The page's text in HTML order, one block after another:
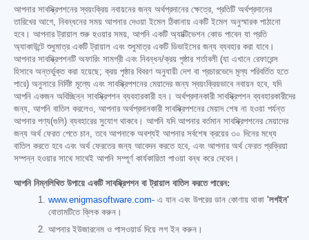
আপনার সাবস্ক্রিপশনের স্বয়ংক্রিয় নবায়নের জন্য অর্থপ্রদানের ক্ষেত্রে, প্রতিটি অর্থপ্রদানের
তারিখের আগে, নিবন্ধনের সময় আপনার দেওয়া ইমেল ঠিকানায় একটি ইমেল অনুস্মারক পাঠানো
হবে। আপনার ট্রায়াল শুরু হওয়ার সময়, আপনি একটি অ্যাক্টিভেশন কোড পাবেন যা প্রতি
অ্যাকাউন্টে শুধুমাত্র একটি ট্রায়াল এবং শুধুমাত্র একটি ডিভাইসের জন্য ব্যবহার করা যাবে।
আপনার সাবস্ক্রিপশনটি অফারিং সামগ্রী এবং নিবন্ধন/ক্রয় পৃষ্ঠার শর্তাবলী (যা এখানে রেফারেন্স
হিসাবে অন্তর্ভুক্ত করা হয়েছে; ক্রয় পৃষ্ঠার বিবরণ অনুযায়ী দেশ বা প্রচারভেদে মূল্য পরিবর্তিত হতে
পারে) অনুসারে নির্দিষ্ট মূল্যে এবং সাবস্ক্রিপশনের মেয়াদের জন্য স্বয়ংক্রিয়ভাবে নবায়ন হবে, যদি
আপনি একজন অবিচ্ছিন্ন সাবস্ক্রিপশন ব্যবহারকারী হন। অর্থপ্রদানকারী সাবস্ক্রিপশন ব্যবহারকারীদের
জন্য, আপনি বাতিল করলেও, আপনার অর্থপ্রদানকারী সাবস্ক্রিপশনের মেয়াদ শেষ না হওয়া পর্যন্ত
আপনার পণ্য(গুলি) ব্যবহারের সুযোগ থাকবে। আপনি যদি আপনার বর্তমান সাবস্ক্রিপশনের মেয়াদের
জন্য অর্থ ফেরত পেতে চান, তবে আপনাকে অবশ্যই আপনার সর্বশেষ ক্রয়ের ৩০ দিনের মধ্যে
বাতিল করতে হবে এবং অর্থ ফেরতের জন্য আবেদন করতে হবে, এবং আপনার অর্থ ফেরত প্রক্রিয়া
সম্পন্ন হওয়ার সাথে সাথেই আপনি সম্পূর্ণ কার্যকারিতা পাওয়া বন্ধ করে দেবেন।
আপনি নিম্নলিখিত উপায়ে একটি সাবস্ক্রিপশন বা ট্রায়াল বাতিল করতে পারেন:
www.enigmasoftware.com- এ যান এবং উপরের ডান কোণায় থাকা 'লগইন'
বোতামটিতে ক্লিক করুন।
আপনার ইউজারনেম ও পাসওয়ার্ড দিয়ে লগ ইন করুন।